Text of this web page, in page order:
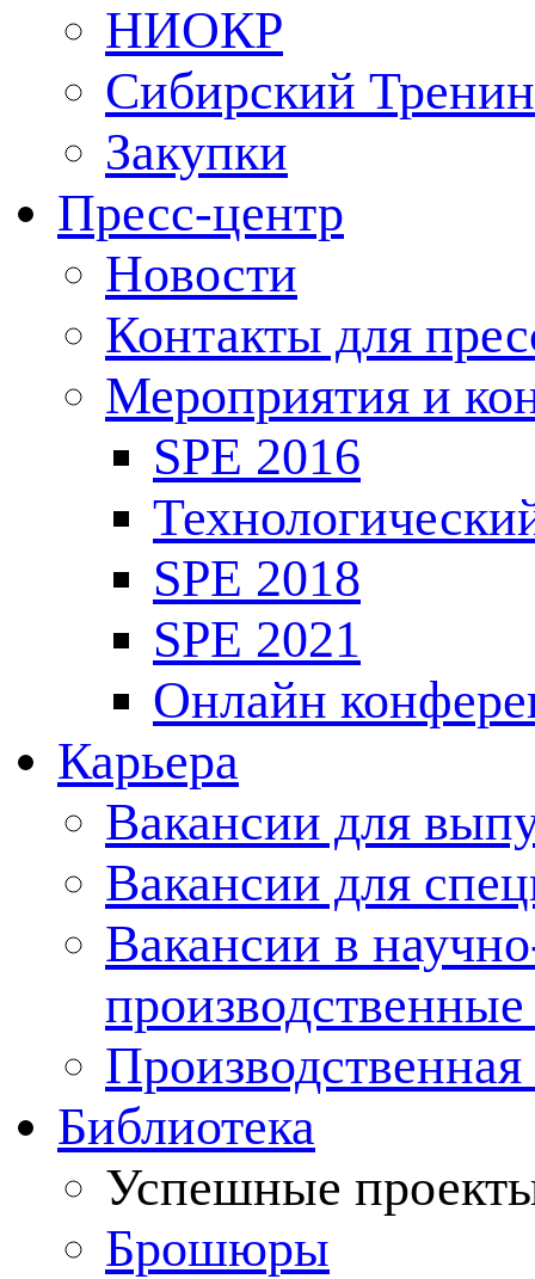
НИОКР
Сибирский
Закупки
Пресс-центр
Новости
Контакты для
Мероприятия и
SPE 2016
SPE 2018
SPE 2021
Онлайн
Карьера
Вакансии для
Вакансии для
Вакансии в
Производственная
Библиотека
Успешные
Брошюры